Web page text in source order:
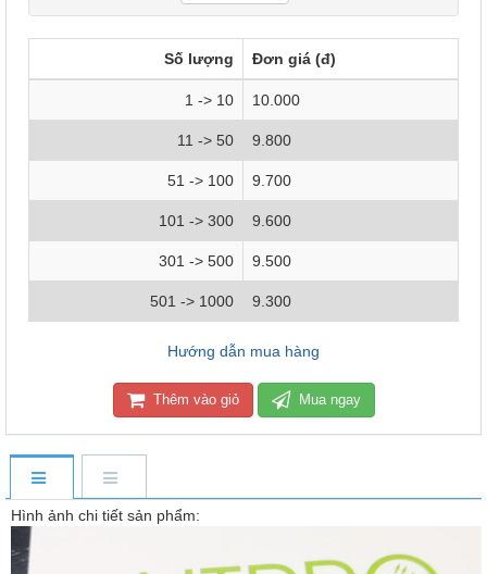
Số lượng Đơn giá (đ)
1 -> 10 10.000
11 -> 50 9.800
51 -> 100 9.700
101 -> 300 9.600
301 -> 500 9.500
501 -> 1000 9.300
Hướng dẫn mua hàng
Thêm vào giỏ Mua ngay
Hình ảnh chi tiết sản phẩm: